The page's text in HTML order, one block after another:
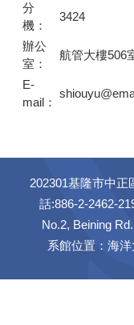
分
機：
3424
辦公
室：
航管大樓506
E-
mail：
202301基隆市中
話:886-2-2462-
No.2, Beining
系館位置：海